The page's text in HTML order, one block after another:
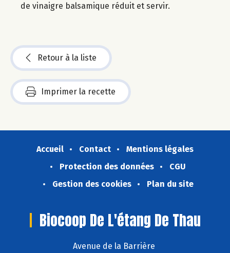
de vinaigre balsamique réduit et servir.
Retour à la liste
Imprimer la recette
Accueil Contact
Mentions légales
Protection des données
CGU
Gestion des cookies
Plan du site
Biocoop De L'étang De Thau
Avenue de la Barrière